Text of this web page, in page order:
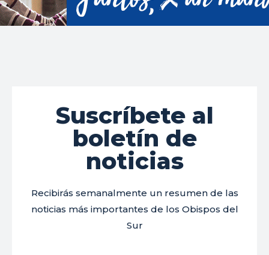
Suscríbete al
boletín de
noticias
Recibirás semanalmente un resumen de las
noticias más importantes de los Obispos del
Sur